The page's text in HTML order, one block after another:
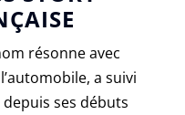
résonne avec
a suivi
ses débuts